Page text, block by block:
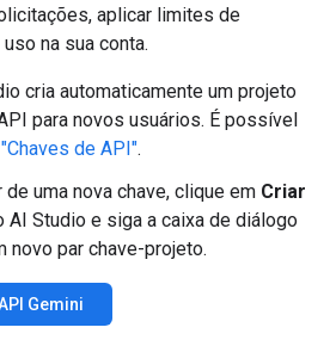
aplicar limites de
na sua conta.
cria automaticamente um projeto
para novos usuários. É possível
de API".
uma nova chave, clique em Criar
AI Studio e siga a caixa de diálogo
novo par chave-projeto.
Gemini